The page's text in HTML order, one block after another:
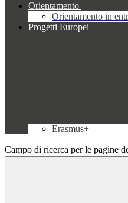
Orientamento
Orientamento in
Progetti Europei
Erasmus+
Campo di ricerca per le pagine